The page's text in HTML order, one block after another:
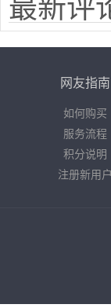
网友指南
如何购买
服务流程
积分说明
注册新用户